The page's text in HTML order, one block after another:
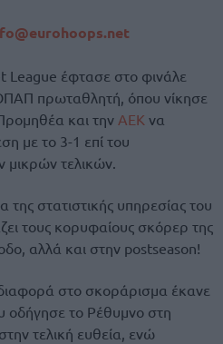
League έφτασε στο φινάλε
πρωταθλητή, όπου νίκησε
και την ΑΕΚ να
με το 3-1 επί του
μικρών τελικών.
στατιστικής υπηρεσίας του
τους κορυφαίους σκόρερ της
αλλά και στην postseason!
στο σκοράρισμα έκανε
οδήγησε το Ρέθυμνο στη
τελική ευθεία, ενώ